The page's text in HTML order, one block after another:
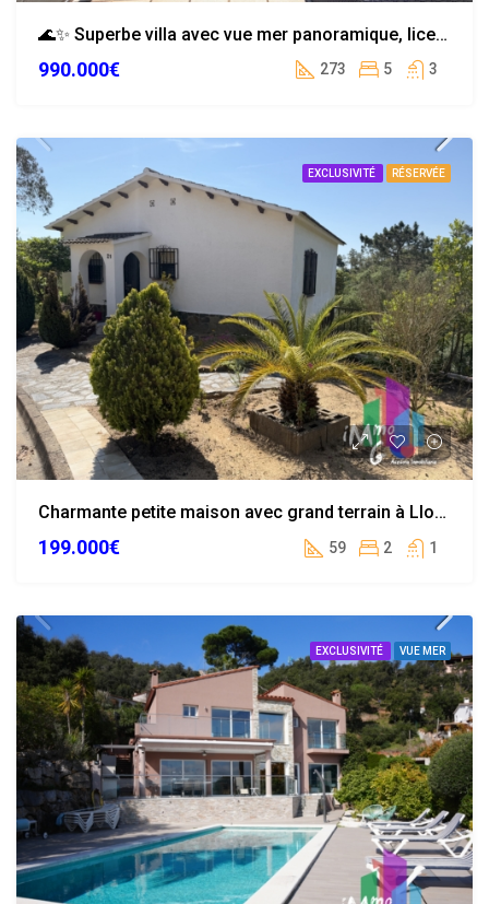
🌊✨ Superbe villa avec vue mer panoramique, licence touristique à Serra Brava
990.000€ 273 5 3
EXCLUSIVITÉ RÉSERVÉE
Charmante petite maison avec grand terrain à Lloret Verd
199.000€ 59 2 1
EXCLUSIVITÉ VUE MER